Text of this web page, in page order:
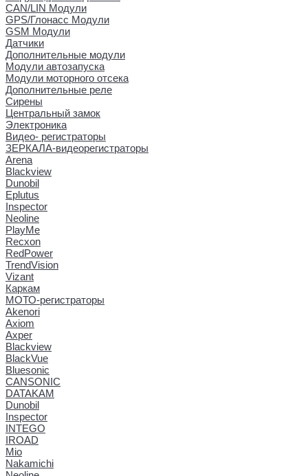
CAN/LIN Модули
GPS/Глонасс Модули
GSM Модули
Датчики
Дополнительные модули
Модули автозапуска
Модули моторного отсека
Дополнительные реле
Сирены
Центральный замок
Электроника
Видео- регистраторы
ЗЕРКАЛА-видеорегистраторы
Arena
Blackview
Dunobil
Eplutus
Inspector
Neoline
PlayMe
Recxon
RedPower
TrendVision
Vizant
Каркам
МОТО-регистраторы
Akenori
Axiom
Axper
Blackview
BlackVue
Bluesonic
CANSONIC
DATAKAM
Dunobil
Inspector
INTEGO
IROAD
Mio
Nakamichi